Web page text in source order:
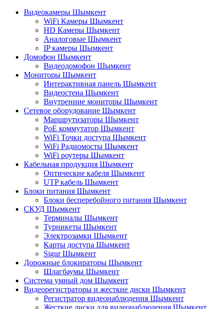
Видеокамеры Шымкент
WiFi Камеры Шымкент
HD Камеры Шымкент
Аналоговые Шымкент
IP камеры Шымкент
Домофон Шымкент
Видеодомофон Шымкент
Мониторы Шымкент
Интерактивная панель Шымкент
Видеостена Шымкент
Внутренние мониторы Шымкент
Сетевое оборудование Шымкент
Маршрутизаторы Шымкент
PoE коммутатор Шымкент
WiFi Точки доступа Шымкент
WiFi Радиомосты Шымкент
WiFi роутеры Шымкент
Кабельная продукция Шымкент
Оптические кабеля Шымкент
UTP кабель Шымкент
Блоки питания Шымкент
Блоки бесперебойного питания Шымкент
СКУД Шымкент
Терминалы Шымкент
Турникеты Шымкент
Электрозамки Шымкент
Карты доступа Шымкент
Sigur Шымкент
Дорожные блокираторы Шымкент
Шлагбаумы Шымкент
Система умный дом Шымкент
Видеорегистраторы и жесткие диски Шымкент
Регистратор видеонаблюдения Шымкент
Жесткие диски для видеонаблюдения Шымкент